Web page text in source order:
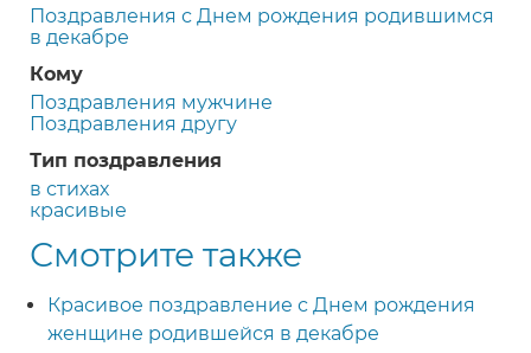
Поздравления с Днем рождения родившимся
в декабре
Кому
Поздравления мужчине
Поздравления другу
Тип поздравления
в стихах
красивые
Смотрите также
Красивое поздравление с Днем рождения
женщине родившейся в декабре